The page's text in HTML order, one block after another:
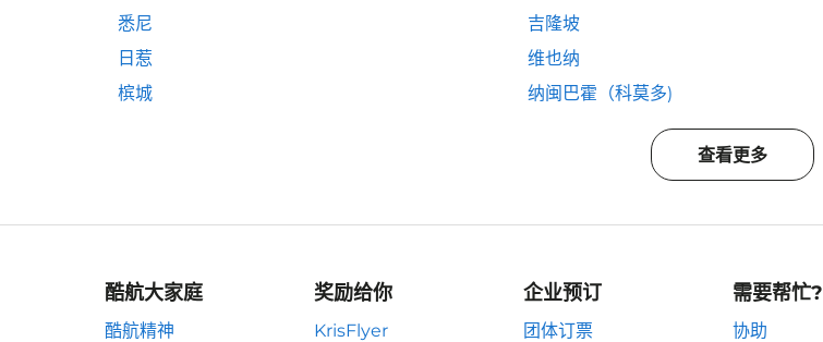
悉尼
吉隆坡
日惹
维也纳
槟城
纳闽巴霍（科莫多)
查看更多
酷航大家庭
酷航精神
奖励给你
KrisFlyer
企业预订
团体订票
需要帮忙?
协助